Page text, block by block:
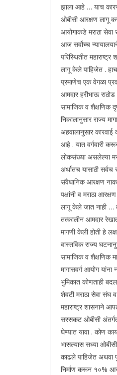
झाला आहे … याच
ओबीसी आरक्षण लागू
आयोगाकडे मराठा
आज सर्वोच्च
परिस्थितीत
लागू केले पाहिजेत .
प्रमाणेच एक वेगळा
आमदार हरीभाऊ
सामाजिक व शैक्षणिक
निकालानुसार राज्य
अहवालानुसार
आहे . यात वर्गवारी
लोकसंख्या असलेल्या
अर्थातच यासाठी
संवैधानिक आरक्षण
पक्षांनी व मराठा
लागू केले जात नाही …
तत्कालीन आमदार
मागणी केली होती हे
वास्तविक राज्य
सामाजिक व शैक्षणिक
मागासवर्ग आयोग
भुमिकात कोणताही
शेवटी मराठा सेवा संघ
महाराष्ट्र शासनाने
सरसकट ओबीसी
घेण्यात यावा . कोण
भासल्यास सध्या
काढले पाहिजेत अथवा
निर्माण करून १०%